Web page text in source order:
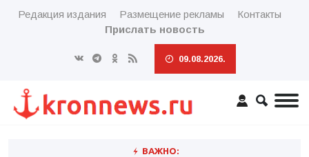
Редакция издания Размещение рекламы
Контакты
Прислать новость
09.08.2026.
ВАЖНО: